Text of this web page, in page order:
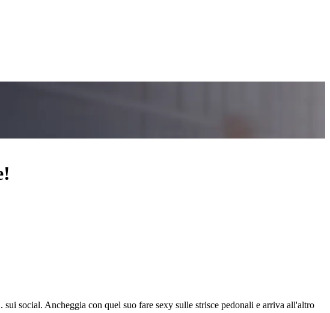
social. Ancheggia con quel suo fare sexy sulle strisce pedonali e arriva all'altro